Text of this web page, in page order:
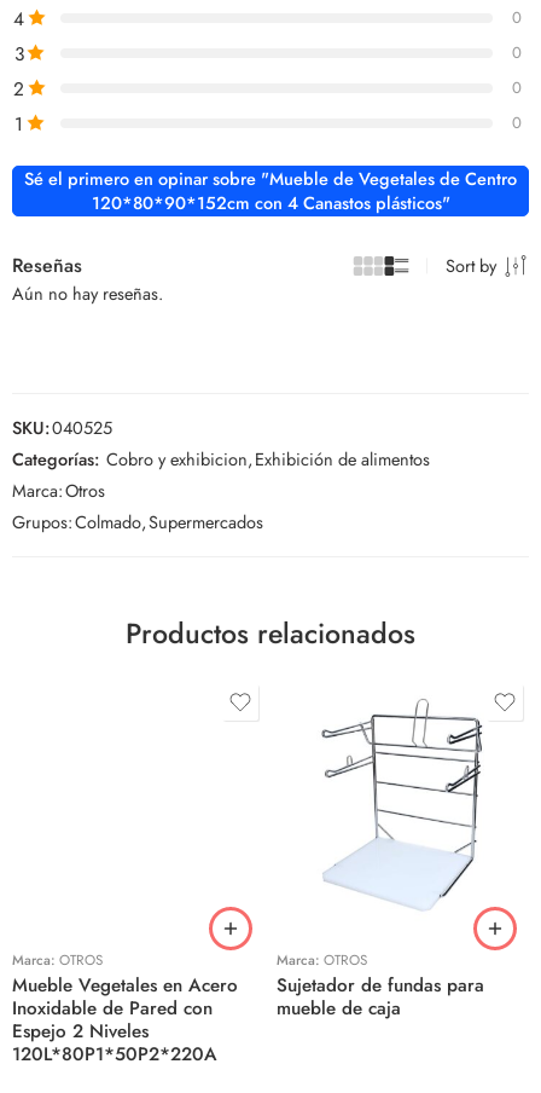
4 0
3 0
2 0
1 0
Sé el primero en opinar sobre "Mueble de Vegetales de Centro
120*80*90*152cm con 4 Canastos plásticos"
Reseñas
Sort by
Aún no hay reseñas.
SKU:040525
Categorías: Cobro y exhibicion,Exhibición de alimentos
Marca:Otros
Grupos:Colmado,Supermercados
Productos relacionados
Marca: OTROS
Mueble Vegetales en Acero
Inoxidable de Pared con
Espejo 2 Niveles
120L*80P1*50P2*220A
Marca: OTROS
Sujetador de fundas para
mueble de caja